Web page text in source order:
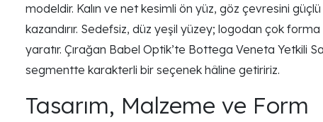
modeldir. Kalın ve net kesimli ön yüz, göz çevresini
kazandırır. Sedefsiz, düz yeşil yüzey; logodan çok
yaratır. Çırağan Babel Optik’te Bottega Veneta Yetkili
segmentte karakterli bir seçenek hâline getiririz.
Tasarım, Malzeme ve Form